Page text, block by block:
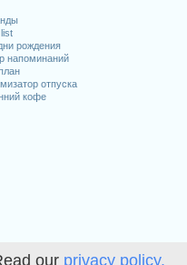
our privacy policy.
рождения
напоминаний
отпуска
кофе